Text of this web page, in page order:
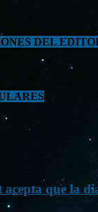
DEL
que la